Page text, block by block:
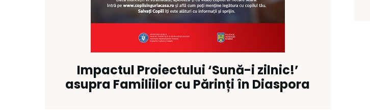
Impactul Proiectului ‘Sună-i zilnic!’
asupra Familiilor cu Părinți în Diaspora